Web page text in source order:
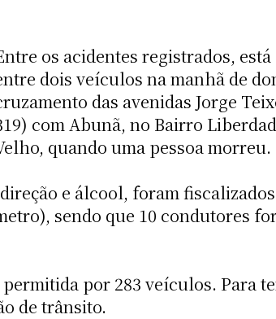
os acidentes registrados,
dois veículos na manhã de
das avenidas Jorge
com Abunã, no Bairro
quando uma pessoa morreu.
e álcool, foram
sendo que 10 condutores
por 283 veículos. Para
de trânsito.